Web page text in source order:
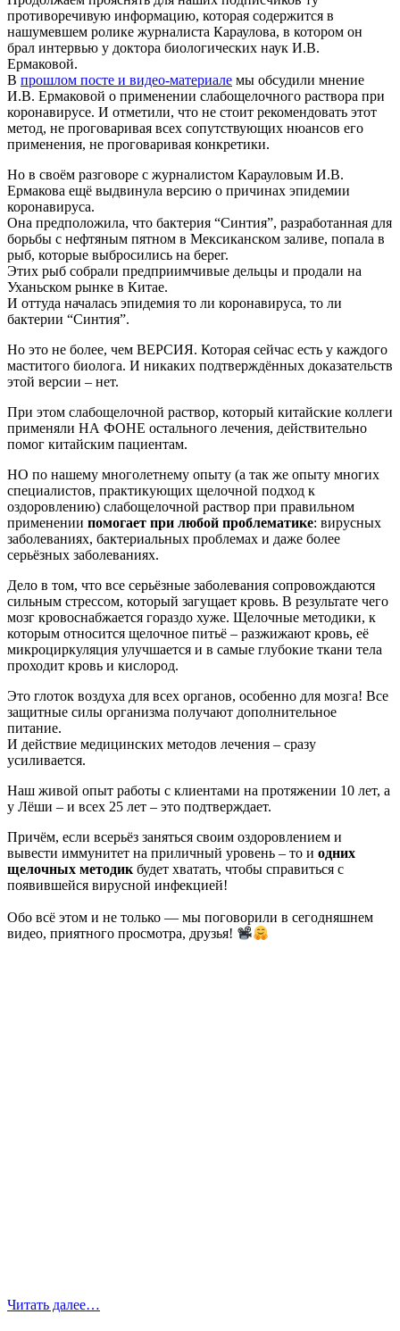
противоречивую информацию, которая содержится в
нашумевшем ролике журналиста Караулова, в котором он
брал интервью у доктора биологических наук И.В.
Ермаковой.
В прошлом посте и видео-материале мы обсудили мнение
И.В. Ермаковой о применении слабощелочного раствора при
коронавирусе. И отметили, что не стоит рекомендовать этот
метод, не проговаривая всех сопутствующих нюансов его
применения, не проговаривая конкретики.
Но в своём разговоре с журналистом Карауловым И.В.
Ермакова ещё выдвинула версию о причинах эпидемии
коронавируса.
Она предположила, что бактерия “Синтия”, разработанная для
борьбы с нефтяным пятном в Мексиканском заливе, попала в
рыб, которые выбросились на берег.
Этих рыб собрали предприимчивые дельцы и продали на
Уханьском рынке в Китае.
И оттуда началась эпидемия то ли коронавируса, то ли
бактерии “Синтия”.
Но это не более, чем ВЕРСИЯ. Которая сейчас есть у каждого
маститого биолога. И никаких подтверждённых доказательств
этой версии – нет.
При этом слабощелочной раствор, который китайские коллеги
применяли НА ФОНЕ остального лечения, действительно
помог китайским пациентам.
НО по нашему многолетнему опыту (а так же опыту многих
специалистов, практикующих щелочной подход к
оздоровлению) слабощелочной раствор при правильном
применении помогает при любой проблематике: вирусных
заболеваниях, бактериальных проблемах и даже более
серьёзных заболеваниях.
Дело в том, что все серьёзные заболевания сопровождаются
сильным стрессом, который загущает кровь. В результате чего
мозг кровоснабжается гораздо хуже. Щелочные методики, к
которым относится щелочное питьё – разжижают кровь, её
микроциркуляция улучшается и в самые глубокие ткани тела
проходит кровь и кислород.
Это глоток воздуха для всех органов, особенно для мозга! Все
защитные силы организма получают дополнительное
питание.
И действие медицинских методов лечения – сразу
усиливается.
Наш живой опыт работы с клиентами на протяжении 10 лет, а
у Лёши – и всех 25 лет – это подтверждает.
Причём, если всерьёз заняться своим оздоровлением и
вывести иммунитет на приличный уровень – то и одних
щелочных методик будет хватать, чтобы справиться с
появившейся вирусной инфекцией!
Обо всё этом и не только — мы поговорили в сегодняшнем
видео, приятного просмотра, друзья!
Читать далее…